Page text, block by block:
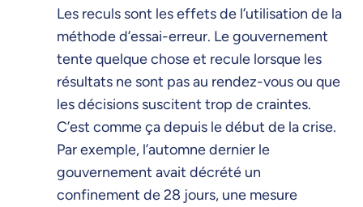
Les reculs sont les effets de l’utilisation de la
méthode d’essai-erreur. Le gouvernement
tente quelque chose et recule lorsque les
résultats ne sont pas au rendez-vous ou que
les décisions suscitent trop de craintes.
C’est comme ça depuis le début de la crise.
Par exemple, l’automne dernier le
gouvernement avait décrété un
confinement de 28 jours, une mesure